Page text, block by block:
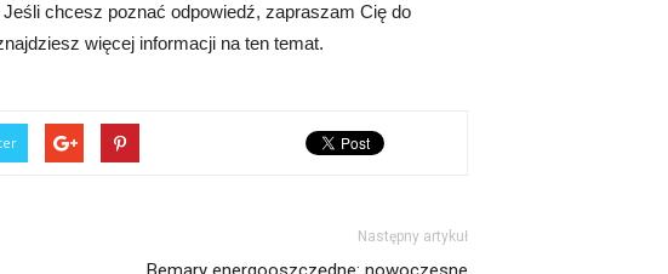
chcesz poznać odpowiedź, zapraszam Cię do
więcej informacji na ten temat.
Następny artykuł